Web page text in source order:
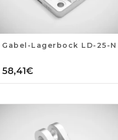
Gabel-Lagerbock LD-25-N
58,41€